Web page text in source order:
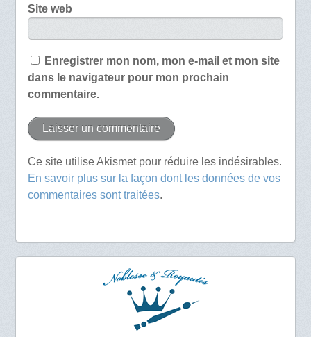
Site web
Enregistrer mon nom, mon e-mail et mon site
dans le navigateur pour mon prochain
commentaire.
Ce site utilise Akismet pour réduire les indésirables.
En savoir plus sur la façon dont les données de vos
commentaires sont traitées.